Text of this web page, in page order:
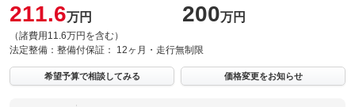
211.6万円
（諸費用11.6万円を含む）
200万円
法定整備： 整備付保証： 12ヶ月・走行無制限
希望予算で相談してみる 価格変更をお知らせ